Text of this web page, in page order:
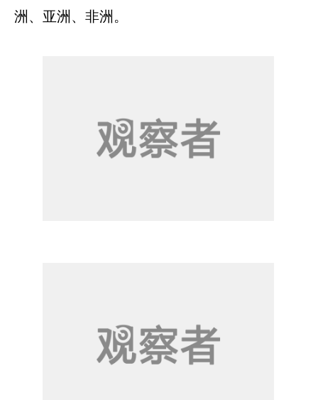
洲、亚洲、非洲。